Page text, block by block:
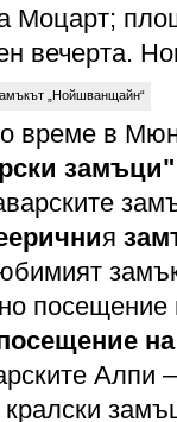
Моцарт;
вечерта.
„Нойшванщайн“
време в
замъци"
я
Алпи
кралски